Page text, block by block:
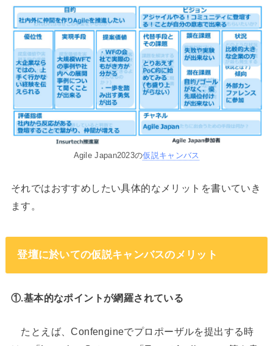
Agile Japan2023の仮説キャンバス
それではおすすめしたい具体的なメリットを書いていき
ます。
登壇に於いての仮説キャンバスのメリット
①.基本的なポイントが網羅されている
たとえば、Confengineでプロポーザルを提出する時